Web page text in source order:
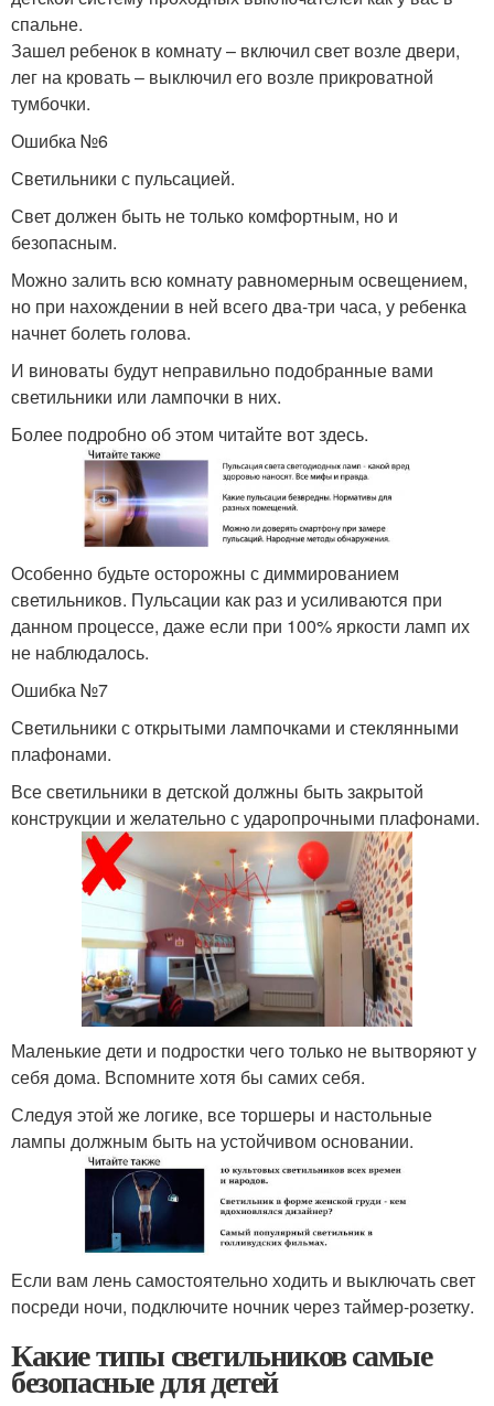
спальне.
Зашел ребенок в комнату – включил свет возле двери,
лег на кровать – выключил его возле прикроватной
тумбочки.
Ошибка №6
Светильники с пульсацией.
Свет должен быть не только комфортным, но и
безопасным.
Можно залить всю комнату равномерным освещением,
но при нахождении в ней всего два-три часа, у ребенка
начнет болеть голова.
И виноваты будут неправильно подобранные вами
светильники или лампочки в них.
Более подробно об этом читайте вот здесь.
Особенно будьте осторожны с диммированием
светильников. Пульсации как раз и усиливаются при
данном процессе, даже если при 100% яркости ламп их
не наблюдалось.
Ошибка №7
Светильники с открытыми лампочками и стеклянными
плафонами.
Все светильники в детской должны быть закрытой
конструкции и желательно с ударопрочными плафонами.
Маленькие дети и подростки чего только не вытворяют у
себя дома. Вспомните хотя бы самих себя.
Следуя этой же логике, все торшеры и настольные
лампы должным быть на устойчивом основании.
Если вам лень самостоятельно ходить и выключать свет
посреди ночи, подключите ночник через таймер-розетку.
Какие типы светильников самые
безопасные для детей